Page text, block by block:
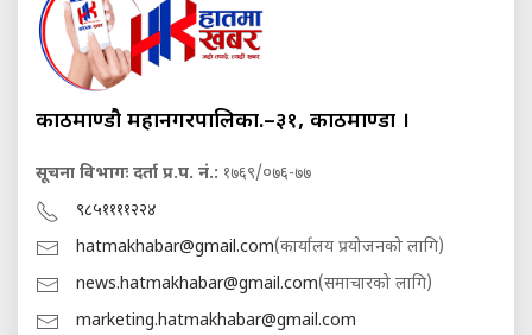
काठमाण्डौ महानगरपालिका.–३१, काठमाण्डौं ।
सूचना विभागः दर्ता प्र.प. नं.: १७६९/०७६-७७
९८५११११२२४
hatmakhabar@gmail.com(कार्यालय प्रयोजनको लागि)
news.hatmakhabar@gmail.com(समाचारको लागि)
marketing.hatmakhabar@gmail.com